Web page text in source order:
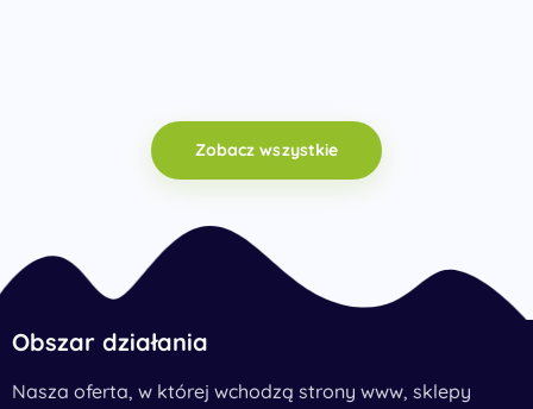
Zobacz wszystkie
Obszar działania
Nasza oferta, w której wchodzą strony www, sklepy